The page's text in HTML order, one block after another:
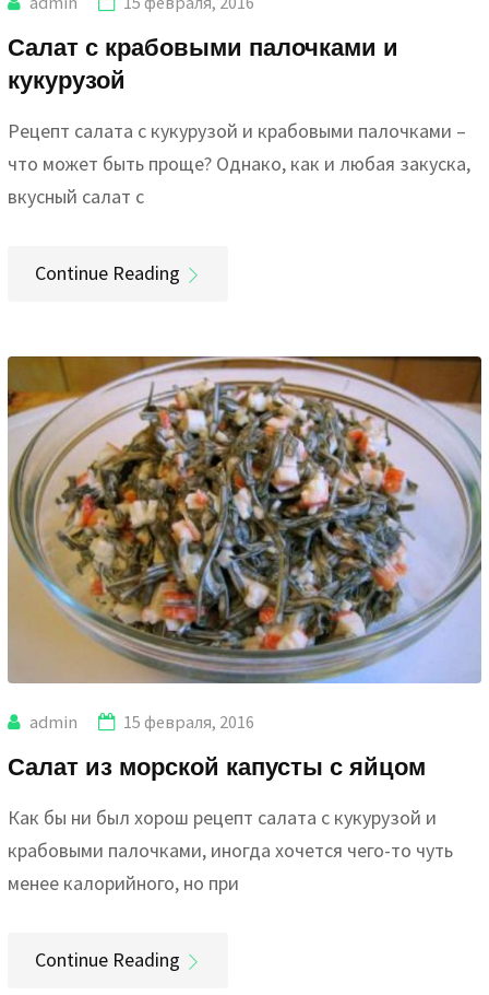
Салат с крабовыми палочками и
кукурузой
Рецепт салата с кукурузой и крабовыми палочками –
что может быть проще? Однако, как и любая закуска,
вкусный салат с
Continue Reading
admin 15 февраля, 2016
Салат из морской капусты с яйцом
Как бы ни был хорош рецепт салата с кукурузой и
крабовыми палочками, иногда хочется чего-то чуть
менее калорийного, но при
Continue Reading